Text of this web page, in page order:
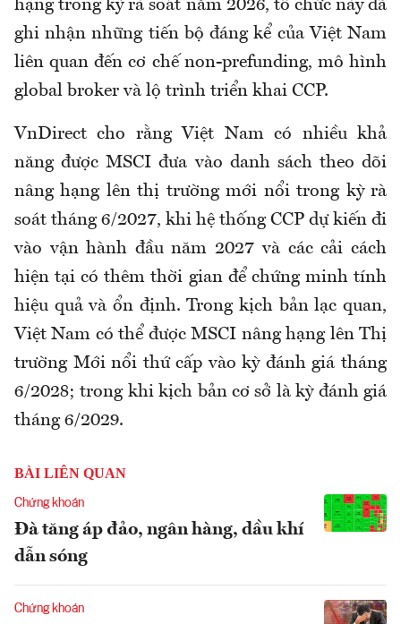
hạng trong kỳ rà soát năm 2026, tổ chức này đã
ghi nhận những tiến bộ đáng kể của Việt Nam
liên quan đến cơ chế non-prefunding, mô hình
global broker và lộ trình triển khai CCP.
VnDirect cho rằng Việt Nam có nhiều khả
năng được MSCI đưa vào danh sách theo dõi
nâng hạng lên thị trường mới nổi trong kỳ rà
soát tháng 6/2027, khi hệ thống CCP dự kiến đi
vào vận hành đầu năm 2027 và các cải cách
hiện tại có thêm thời gian để chứng minh tính
hiệu quả và ổn định. Trong kịch bản lạc quan,
Việt Nam có thể được MSCI nâng hạng lên Thị
trường Mới nổi thứ cấp vào kỳ đánh giá tháng
6/2028; trong khi kịch bản cơ sở là kỳ đánh giá
tháng 6/2029.
BÀI LIÊN QUAN
Chứng khoán
Đà tăng áp đảo, ngân hàng, dầu khí
dẫn sóng
Chứng khoán